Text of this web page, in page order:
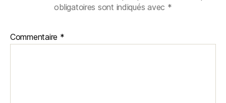
obligatoires sont indiqués avec *
Commentaire *